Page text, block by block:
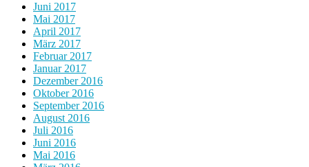
Juni 2017
Mai 2017
April 2017
März 2017
Februar 2017
Januar 2017
Dezember 2016
Oktober 2016
September 2016
August 2016
Juli 2016
Juni 2016
Mai 2016